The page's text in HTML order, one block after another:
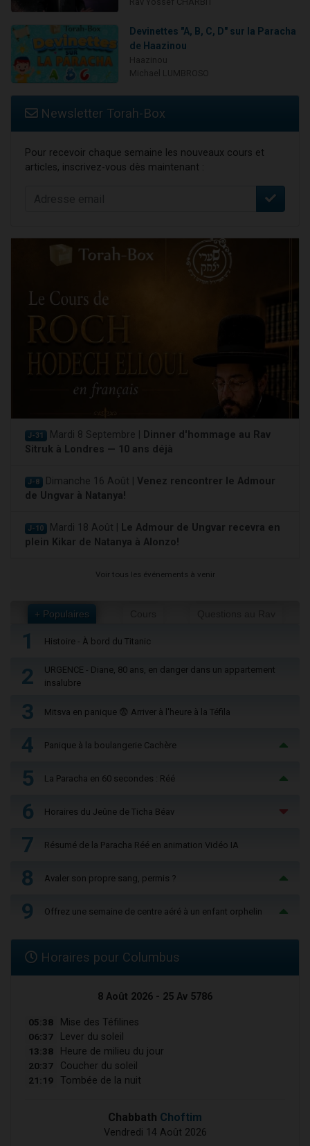
Devinettes "A, B, C, D" sur la Paracha
de Haazinou
Newsletter Torah-Box
Pour recevoir chaque semaine les nouveaux cours et
articles, inscrivez-vous dès maintenant :
J-31 Mardi 8 Septembre |
Dinner d'hommage au Rav
Sitruk à Londres — 10 ans déjà
J-8 Dimanche 16 Août | Venez rencontrer le Admour
de Ungvar à Natanya!
J-10 Mardi 18 Août |
Le Admour de Ungvar recevra en
plein Kikar de Natanya à Alonzo!
Voir tous les événements à venir
+ Populaires
1 Histoire - À bord du Titanic
2
URGENCE - Diane, 80 ans, en danger dans un appartement
insalubre
3 Mitsva en panique 😨 Arriver à l'heure à la Téfila
4 Panique à la boulangerie Cachère
5 La Paracha en 60 secondes : Réé
6 Horaires du Jeûne de Ticha Béav
7 Résumé de la Paracha Réé en animation Vidéo IA
8 Avaler son propre sang, permis ?
9 Offrez une semaine de centre aéré à un enfant orphelin
Horaires pour Columbus
8 Août 2026 - 25 Av 5786
05:38 Mise des Téfilines
06:37 Lever du soleil
13:38 Heure de milieu du jour
20:37 Coucher du soleil
21:19 Tombée de la nuit
Chabbath Choftim
Vendredi 14 Août 2026